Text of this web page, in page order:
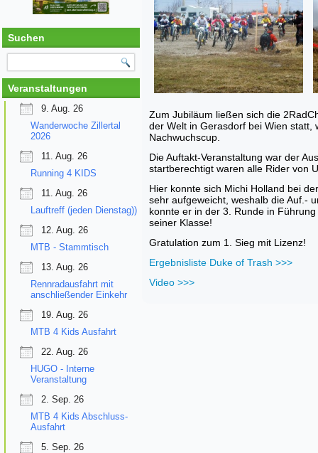
Suchen
Veranstaltungen
9. Aug. 26
Wanderwoche Zillertal
2026
11. Aug. 26
Running 4 KIDS
11. Aug. 26
Lauftreff (jeden Dienstag))
12. Aug. 26
MTB - Stammtisch
13. Aug. 26
Rennradausfahrt mit
anschließender Einkehr
19. Aug. 26
MTB 4 Kids Ausfahrt
22. Aug. 26
HUGO - Interne
Veranstaltung
2. Sep. 26
MTB 4 Kids Abschluss-
Ausfahrt
5. Sep. 26
Zum Jubiläum ließen sich die
der Welt in Gerasdorf bei Wien statt,
Nachwuchscup.
Die Auftakt-Veranstaltung war der
startberechtigt waren alle Rider von
Hier konnte sich Michi Holland bei
sehr aufgeweicht, weshalb die Auf.-
konnte er in der 3. Runde in
seiner Klasse!
Gratulation zum 1. Sieg mit Lizenz!
Ergebnisliste Duke of Trash >>>
Video >>>